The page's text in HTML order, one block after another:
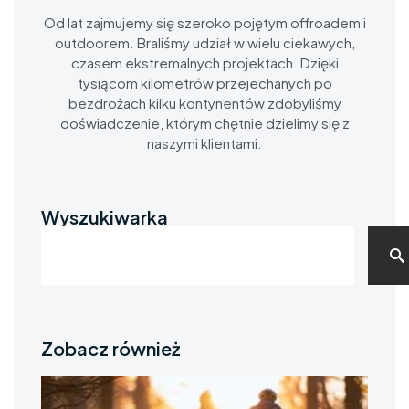
Od lat zajmujemy się szeroko pojętym offroadem i
outdoorem. Braliśmy udział w wielu ciekawych,
czasem ekstremalnych projektach. Dzięki
tysiącom kilometrów przejechanych po
bezdrożach kilku kontynentów zdobyliśmy
doświadczenie, którym chętnie dzielimy się z
naszymi klientami.
Wyszukiwarka
Zobacz również